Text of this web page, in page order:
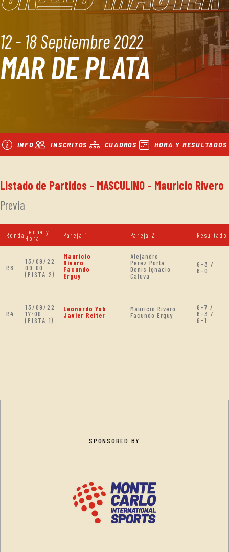
12 - 18 Septiembre 2022
MAR DE PLATA
INFO INSCRITOS CUADROS HORA Y RESULTADOS
Listado de Partidos - MASCULINO - Mauricio Rivero
Previa
Ronda Fecha y
Hora
Pareja 1 Pareja 2 Resultado
R8
13/09/22
09:00
(PISTA 2)
Mauricio
Rivero
Facundo
Erguy
Alejandro
Perez Porta
Denis Ignacio
Caluva
6-3 /
6-0
R4
13/09/22
17:00
(PISTA 1)
Leonardo Yob
Javier Reiter
Mauricio Rivero
Facundo Erguy
6-7 /
6-3 /
6-1
SPONSORED BY